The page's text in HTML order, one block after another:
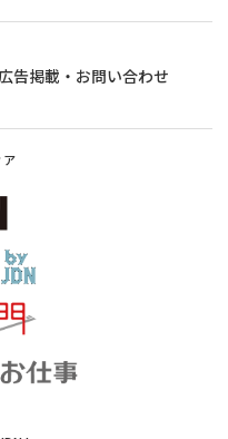
告掲載・お問い合わせ
ア